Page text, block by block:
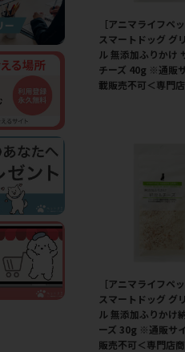
［アニマライフペ
スマートドッグ グ
ル 無添加ふりかけ
チーズ 40g ※通販
載販売不可＜専門
［アニマライフペ
スマートドッグ グ
ル 無添加ふりかけ
ーズ 30g ※通販サ
販売不可＜専門店